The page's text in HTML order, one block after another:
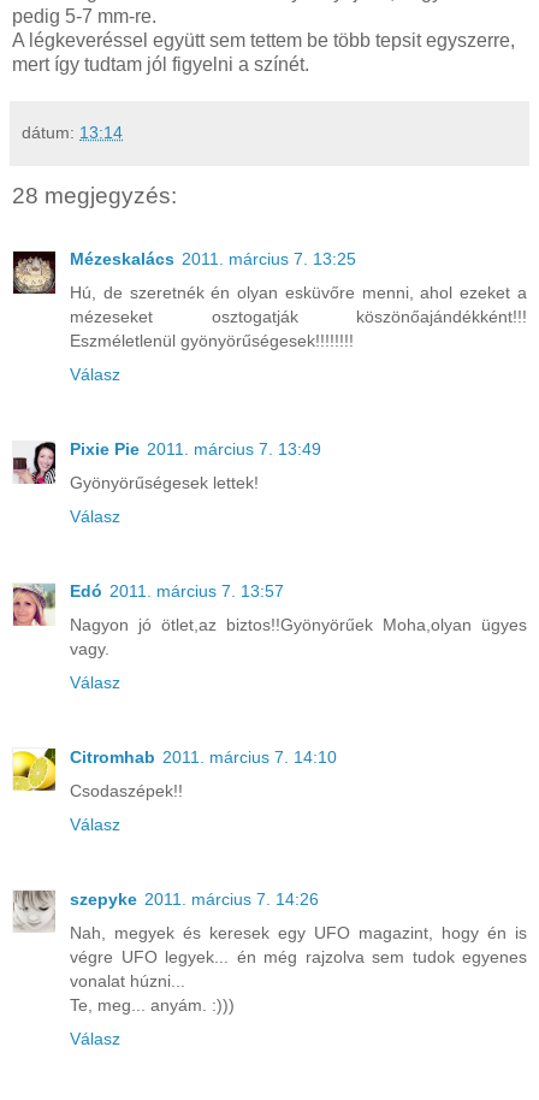
pedig 5-7 mm-re.
A légkeveréssel együtt sem tettem be több tepsit egyszerre,
mert így tudtam jól figyelni a színét.
dátum: 13:14
28 megjegyzés:
Mézeskalács 2011. március 7. 13:25
Hú, de szeretnék én olyan esküvőre menni, ahol ezeket a
mézeseket osztogatják köszönőajándékként!!!
Eszméletlenül gyönyörűségesek!!!!!!!!
Válasz
Pixie Pie 2011. március 7. 13:49
Gyönyörűségesek lettek!
Válasz
Edó 2011. március 7. 13:57
Nagyon jó ötlet,az biztos!!Gyönyörűek Moha,olyan ügyes
vagy.
Válasz
Citromhab 2011. március 7. 14:10
Csodaszépek!!
Válasz
szepyke 2011. március 7. 14:26
Nah, megyek és keresek egy UFO magazint, hogy én is
végre UFO legyek... én még rajzolva sem tudok egyenes
vonalat húzni...
Te, meg... anyám. :)))
Válasz